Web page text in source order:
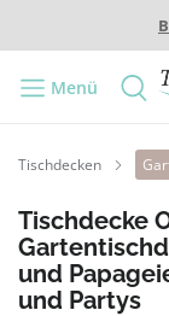
Menü
Tischdecken
Tischdecke
und
und Partys